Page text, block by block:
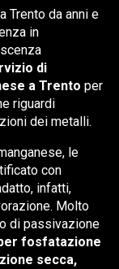
Trento da anni e
in
di
a Trento per
riguardi
dei metalli.
le
con
infatti,
Molto
di passivazione
fosfatazione
secca,